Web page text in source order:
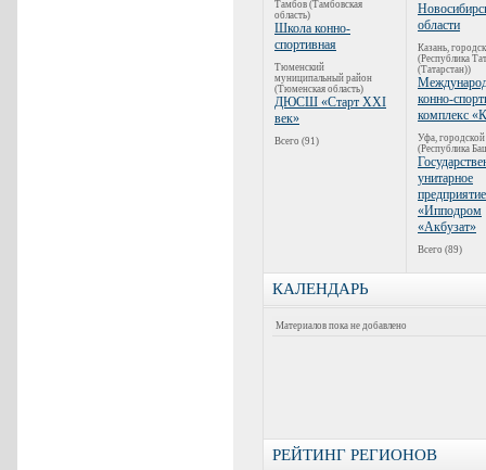
Тамбов (Тамбовская
область)
Школа конно-
спортивная
Тюменский
муниципальный район
(Тюменская область)
ДЮСШ «Старт XXI
век»
Всего (91)
области
Казань,
(Республика
(Татарстан))
конно-
комплекс
Уфа, городской
(Республика
унитарное
предприятие
«Ипподром
«Акбузат»
Всего (89)
КАЛЕНДАРЬ
Материалов пока не добавлено
РЕЙТИНГ РЕГИОНОВ